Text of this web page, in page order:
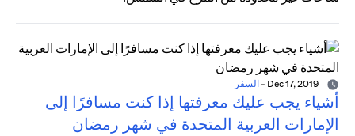
- السفر
أشياء يجب عليك معرفتها إذا كنت مسافرًا إلى
الإمارات العربية المتحدة في شهر رمضان